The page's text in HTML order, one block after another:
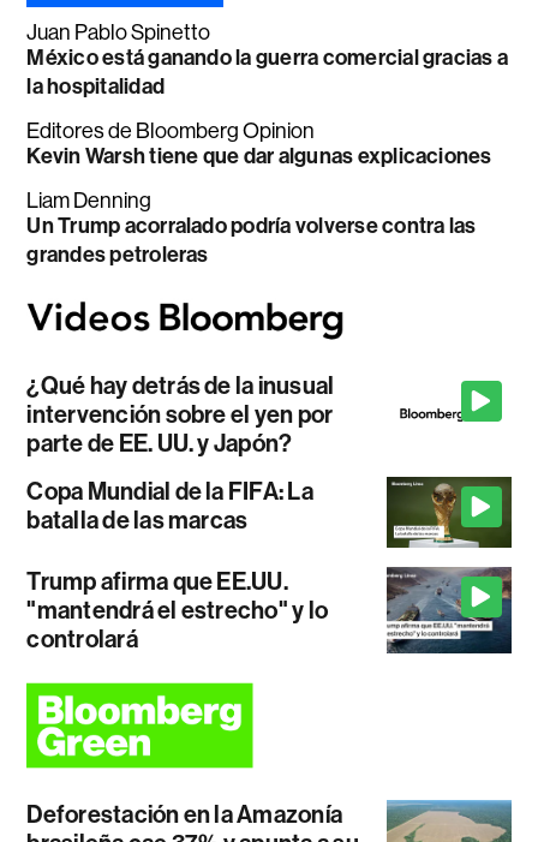
Juan Pablo Spinetto
México está ganando la guerra comercial gracias a
la hospitalidad
Editores de Bloomberg Opinion
Kevin Warsh tiene que dar algunas explicaciones
Liam Denning
Un Trump acorralado podría volverse contra las
grandes petroleras
¿Qué hay detrás de la inusual
intervención sobre el yen por
parte de EE. UU. y Japón?
Copa Mundial de la FIFA: La
batalla de las marcas
Trump afirma que EE.UU.
"mantendrá el estrecho" y lo
controlará
Deforestación en la Amazonía